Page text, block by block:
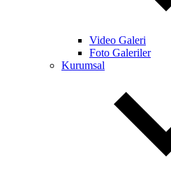
Video Galeri
Foto Galeriler
Kurumsal